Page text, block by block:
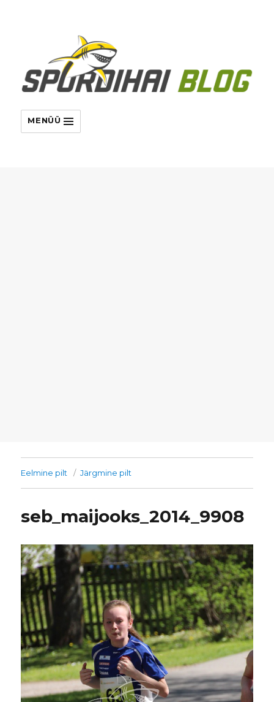
MENÜÜ
Eelmine pilt Järgmine pilt
seb_maijooks_2014_9908